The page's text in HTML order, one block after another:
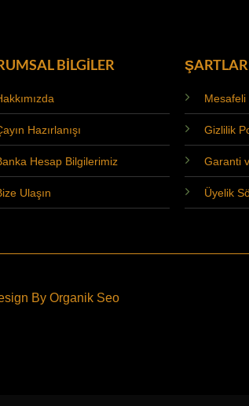
BİLGİLER
Hazırlanışı
Hesap Bilgilerimiz
Ulaşın
Mesafeli
Gizlilik
Garanti
Üyelik
By Organik Seo